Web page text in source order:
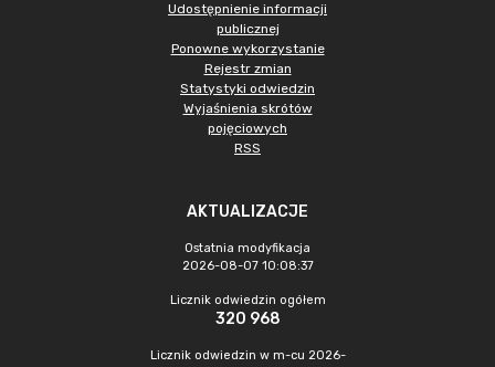
Udostępnienie informacji
publicznej
Ponowne wykorzystanie
Rejestr zmian
Statystyki odwiedzin
Wyjaśnienia skrótów
pojęciowych
RSS
AKTUALIZACJE
Ostatnia modyfikacja
2026-08-07 10:08:37
Licznik odwiedzin ogółem
320 968
Licznik odwiedzin w m-cu 2026-